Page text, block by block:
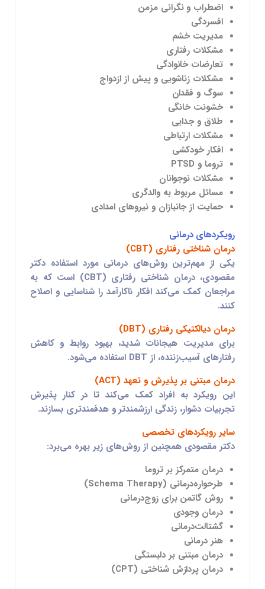
اضطراب و نگرانی مزمن
افسردگی
مدیریت خشم
مشکلات رفتاری
تعارضات خانوادگی
مشکلات زناشویی و پیش از ازدواج
سوگ و فقدان
خشونت خانگی
طلاق و جدایی
مشکلات ارتباطی
افکار خودکشی
تروما و PTSD
مشکلات نوجوانان
مسائل مربوط به والدگری
حمایت از جانبازان و نیروهای امدادی
رویکردهای درمانی
درمان شناختی رفتاری (CBT)
یکی از مهم‌ترین روش‌های درمانی مورد استفاده دکتر
مقصودی،درمان شناختی رفتاری (CBT)
است که به
مراجعان کمک می‌کند افکار ناکارآمد را شناسایی و اصلاح
کنند.
درمان دیالکتیکی رفتاری (DBT)
برای مدیریت هیجانات شدید، بهبود روابط و کاهش
رفتارهای آسیب‌زننده، از DBT استفاده می‌شود.
درمان مبتنی بر پذیرش و تعهد (ACT)
این رویکرد به افراد کمک می‌کند تا در کنار پذیرش
تجربیات دشوار، زندگی ارزشمندتر و هدفمندتری بسازند.
سایر رویکردهای تخصصی
دکتر مقصودی همچنین از روش‌های زیر بهره می‌برد:
درمان متمرکز بر تروما
طرحواره‌درمانی (Schema Therapy)
روش گاتمن برای زوج‌درمانی
درمان وجودی
گشتالت‌درمانی
هنر درمانی
درمان مبتنی بر دلبستگی
درمان پردازش شناختی (CPT)